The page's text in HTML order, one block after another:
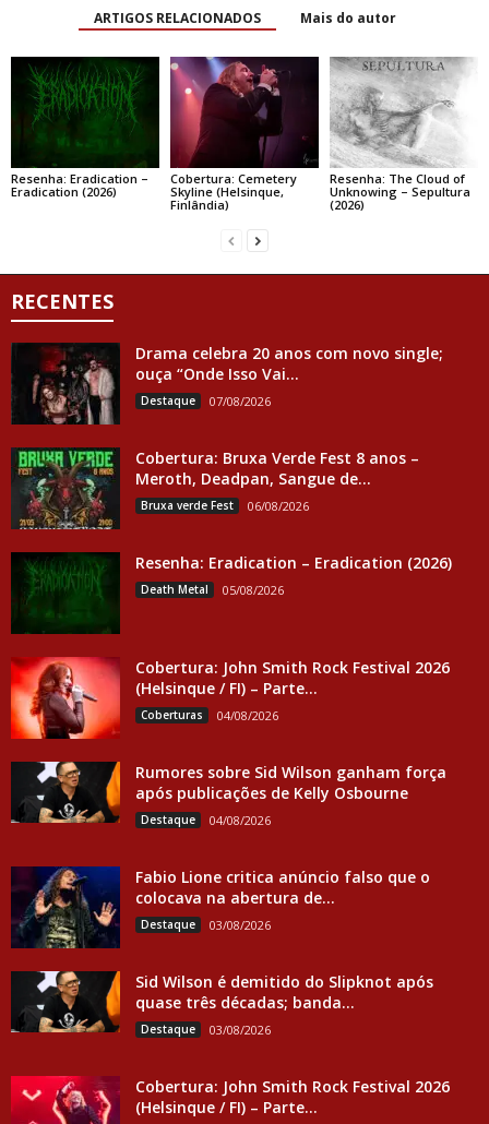
ARTIGOS RELACIONADOS Mais do autor
Resenha: Eradication –
Eradication (2026)
Cobertura: Cemetery
Skyline (Helsinque,
Finlândia)
Resenha: The Cloud of
Unknowing – Sepultura
(2026)
RECENTES
Drama celebra 20 anos com novo single;
ouça “Onde Isso Vai...
Destaque 07/08/2026
Cobertura: Bruxa Verde Fest 8 anos –
Meroth, Deadpan, Sangue de...
Bruxa verde Fest 06/08/2026
Resenha: Eradication – Eradication (2026)
Death Metal 05/08/2026
Cobertura: John Smith Rock Festival 2026
(Helsinque / FI) – Parte...
Coberturas 04/08/2026
Rumores sobre Sid Wilson ganham força
após publicações de Kelly Osbourne
Destaque 04/08/2026
Fabio Lione critica anúncio falso que o
colocava na abertura de...
Destaque 03/08/2026
Sid Wilson é demitido do Slipknot após
quase três décadas; banda...
Destaque 03/08/2026
Cobertura: John Smith Rock Festival 2026
(Helsinque / FI) – Parte...